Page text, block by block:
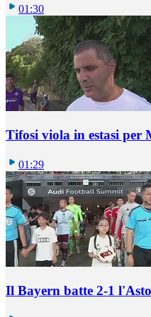
01:30
Tifosi viola in estasi per
01:29
Il Bayern batte 2-1